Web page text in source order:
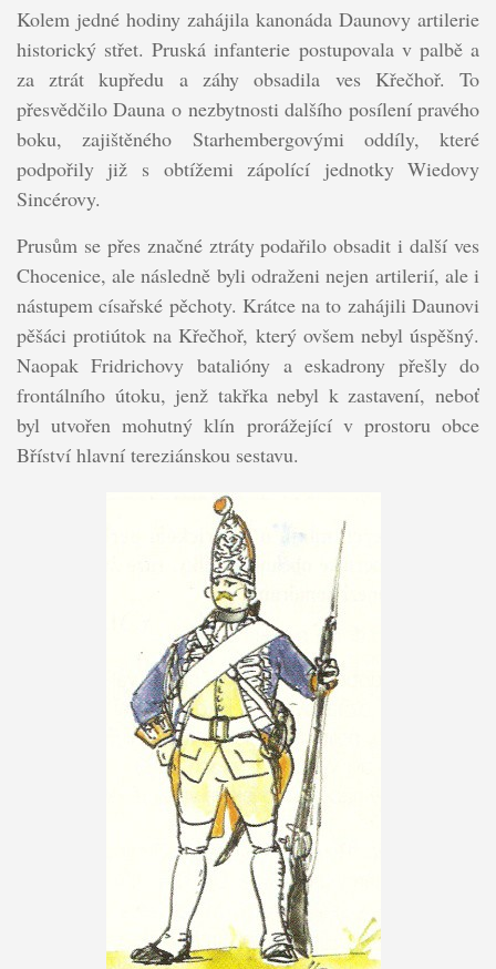
Kolem jedné hodiny zahájila kanonáda Daunovy artilerie
historický střet. Pruská infanterie postupovala v palbě a
za ztrát kupředu a záhy obsadila ves Křečhoř. To
přesvědčilo Dauna o nezbytnosti dalšího posílení pravého
boku, zajištěného Starhembergovými oddíly, které
podpořily již s obtížemi zápolící jednotky Wiedovy
Sincérovy.
Prusům se přes značné ztráty podařilo obsadit i další ves
Chocenice, ale následně byli odraženi nejen artilerií, ale i
nástupem císařské pěchoty. Krátce na to zahájili Daunovi
pěšáci protiútok na Křečhoř, který ovšem nebyl úspěšný.
Naopak Fridrichovy batalióny a eskadrony přešly do
frontálního útoku, jenž takřka nebyl k zastavení, neboť
byl utvořen mohutný klín prorážející v prostoru obce
Bříství hlavní tereziánskou sestavu.